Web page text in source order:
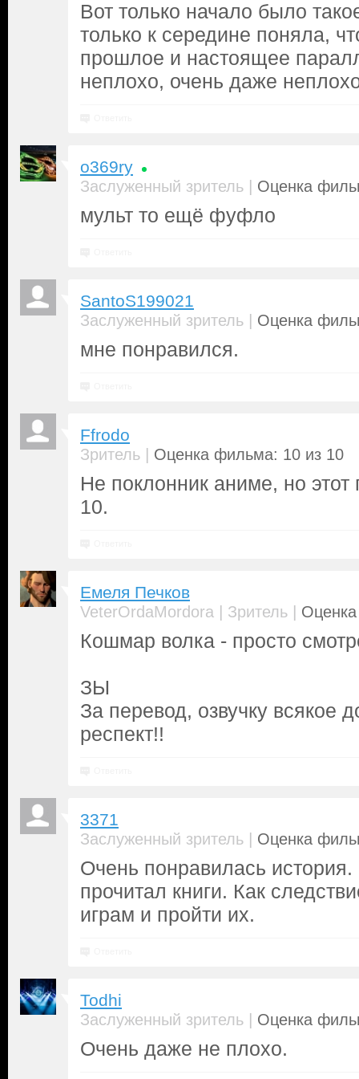
Вот только начало было
только к середине поняла,
прошлое и настоящее
неплохо, очень даже
o369ry
Заслуженный зритель | Оценка
мульт то ещё фуфло
SantoS199021
Заслуженный зритель | Оценка
мне понравился.
Ffrodo
Зритель | Оценка фильма: 10 из 10
Не поклонник аниме, но
10.
Емеля Печков
VeterOrdaMordora | Зритель |
Кошмар волка - просто
ЗЫ
За перевод, озвучку всякое
респект!!
3371
Заслуженный зритель | Оценка
Очень понравилась история.
прочитал книги. Как
играм и пройти их.
Todhi
Заслуженный зритель | Оценка
Очень даже не плохо.